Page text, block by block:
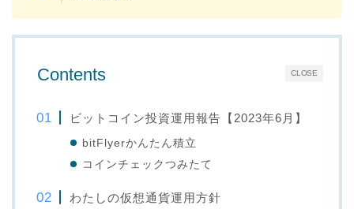
CLOSE
Contents
ビットコイン投資運用報告【2023年6月】
bitFlyerかんたん積立
コインチェックつみたて
わたしの仮想通貨運用方針